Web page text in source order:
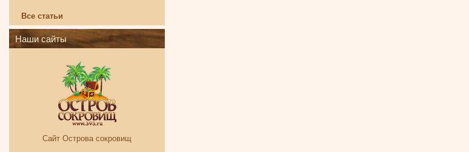
Все статьи
Наши сайты
Сайт Острова сокровищ